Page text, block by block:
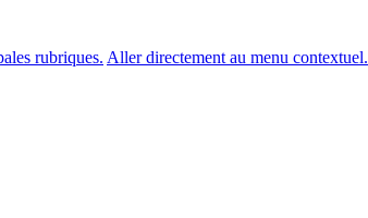
rubriques. Aller directement au menu contextuel.